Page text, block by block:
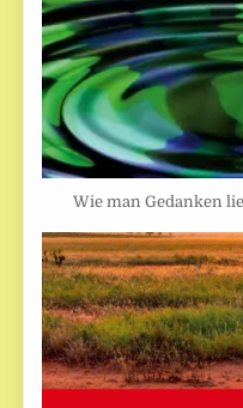
Wie man Gedanken